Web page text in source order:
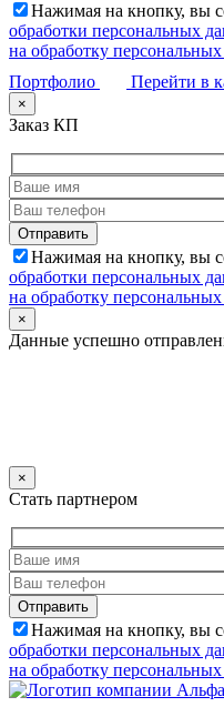
Нажимая на кнопку, вы
обработки персональных
на обработку
Портфолио
Перейти в
×
Заказ КП
Нажимая на кнопку, вы
обработки персональных
на обработку
×
Данные успешно
×
Стать партнером
Нажимая на кнопку, вы
обработки персональных
на обработку